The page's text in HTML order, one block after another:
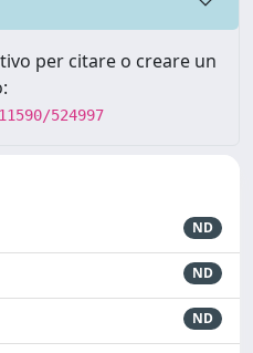
per citare o creare un
524997
ND
ND
ND